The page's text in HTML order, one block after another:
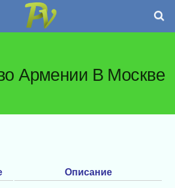
Армении В Москве
Описание